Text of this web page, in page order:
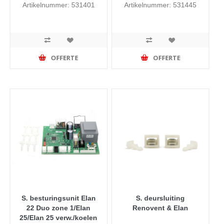
Artikelnummer: 531401
OFFERTE
Artikelnummer: 531445
OFFERTE
S. besturingsunit Elan
22 Duo zone 1/Elan
25/Elan 25 verw./koelen
S. deursluiting
Renovent & Elan